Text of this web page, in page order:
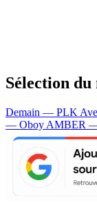
Sélection du
Demain — PLK
— Oboy AMBER